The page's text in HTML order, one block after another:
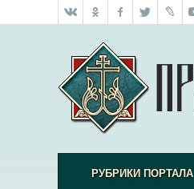
РУБРИКИ ПОРТАЛА